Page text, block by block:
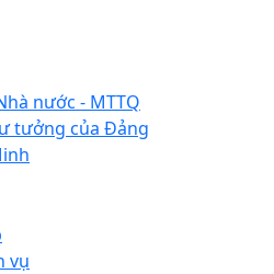
nước - MTTQ
tưởng của Đảng
vụ